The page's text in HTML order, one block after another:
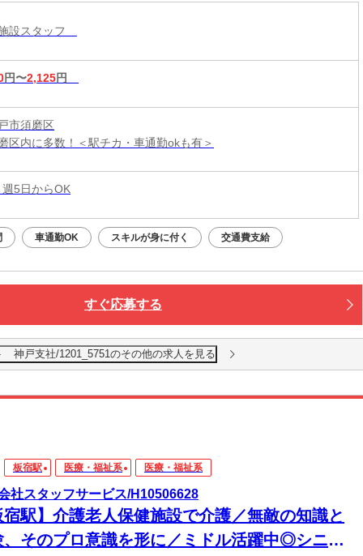
設スタッフ
円〜2,125円
市須磨区
区内に多数！＜駅チカ・車通勤okも有＞
5日からOK
車通勤OK スキルが身に付く 交通費支給
すぐ応募する
神戸支社/1201_5751のその他の求人を見る
板宿駅 医療・福祉系 医療・福祉系
社スタッフサービス/H10506628
宿駅】介護老人保健施設で介護／無敵の知識と
、そのプロ意識を形に／ミドル活躍中◎シニア